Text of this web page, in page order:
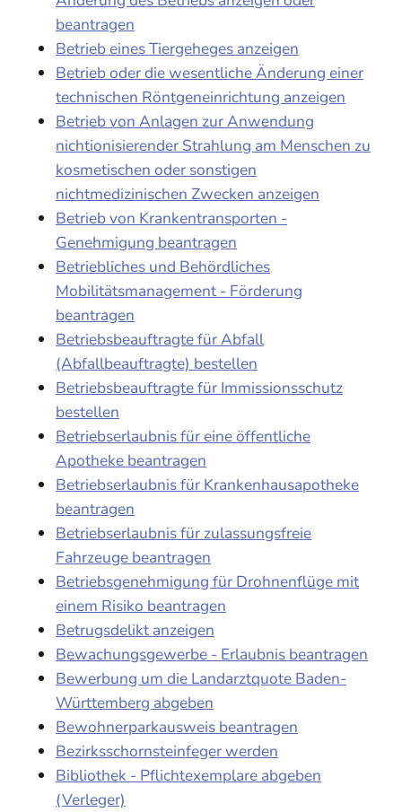
beantragen
Betrieb eines Tiergeheges anzeigen
Betrieb oder die wesentliche Änderung einer
technischen Röntgeneinrichtung anzeigen
Betrieb von Anlagen zur Anwendung
nichtionisierender Strahlung am Menschen zu
kosmetischen oder sonstigen
nichtmedizinischen Zwecken anzeigen
Betrieb von Krankentransporten -
Genehmigung beantragen
Betriebliches und Behördliches
Mobilitätsmanagement - Förderung
beantragen
Betriebsbeauftragte für Abfall
(Abfallbeauftragte) bestellen
Betriebsbeauftragte für Immissionsschutz
bestellen
Betriebserlaubnis für eine öffentliche
Apotheke beantragen
Betriebserlaubnis für Krankenhausapotheke
beantragen
Betriebserlaubnis für zulassungsfreie
Fahrzeuge beantragen
Betriebsgenehmigung für Drohnenflüge mit
einem Risiko beantragen
Betrugsdelikt anzeigen
Bewachungsgewerbe - Erlaubnis beantragen
Bewerbung um die Landarztquote Baden-
Württemberg abgeben
Bewohnerparkausweis beantragen
Bezirksschornsteinfeger werden
Bibliothek - Pflichtexemplare abgeben
(Verleger)